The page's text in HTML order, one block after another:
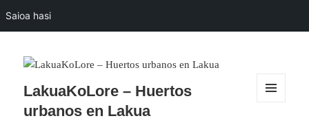
Saioa hasi
LakuaKoLore – Huertos
urbanos en Lakua